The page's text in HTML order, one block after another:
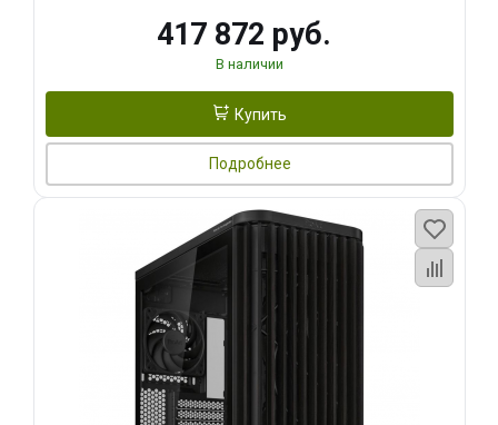
417 872 руб.
В наличии
Купить
Подробнее